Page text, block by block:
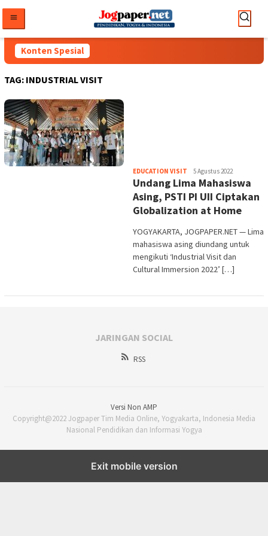
konten
Konten Spesial
TAG: INDUSTRIAL VISIT
EDUCATION VISIT Heri
Purwata
5 Agustus 2022
Undang Lima Mahasiswa
Asing, PSTI PI UII Ciptakan
Globalization at Home
YOGYAKARTA, JOGPAPER.NET — Lima
mahasiswa asing diundang untuk
mengikuti ‘Industrial Visit dan
Cultural Immersion 2022’ […]
JARINGAN SOCIAL
RSS
Versi Non AMP
Copyright@2022 Jogpaper Tim Media Online, Yogyakarta, Indonesia Media
Nasional Pendidikan dan Informasi Yogya
Exit mobile version